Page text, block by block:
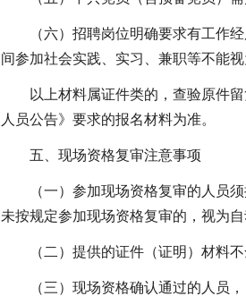
（六）招聘岗位明确要求有工作
间参加社会实践、实习、兼职等不能
以上材料属证件类的，查验原件
人员公告》要求的报名材料为准。
五、现场资格复审注意事项
（一）参加现场资格复审的人员
未按规定参加现场资格复审的，视为自
（二）提供的证件（证明）材料
（三）现场资格确认通过的人员